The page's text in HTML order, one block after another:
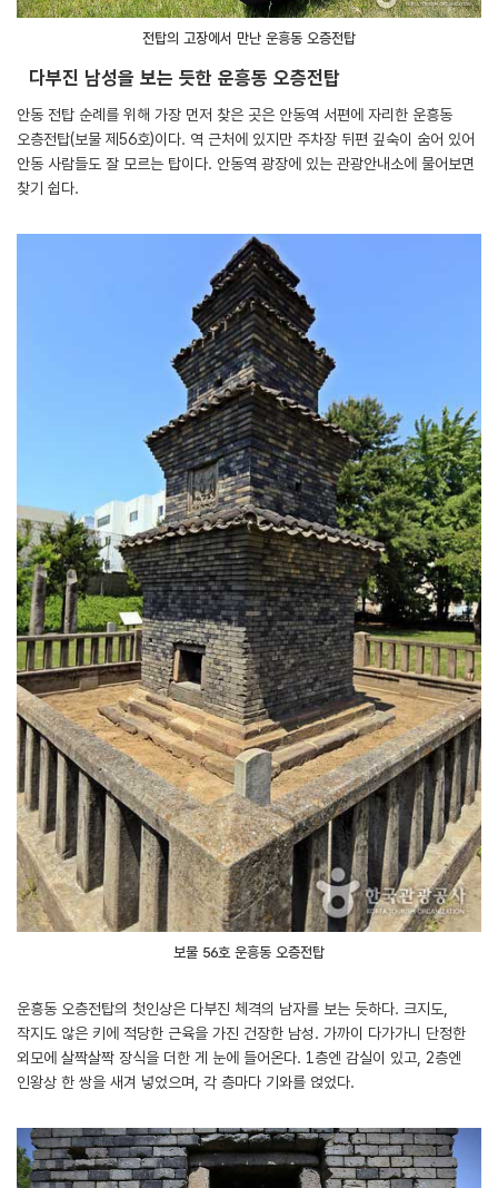
전탑의 고장에서 만난 운흥동 오층전탑
다부진 남성을 보는 듯한 운흥동 오층전탑
안동 전탑 순례를 위해 가장 먼저 찾은 곳은 안동역 서편에 자리한 운흥동
오층전탑(보물 제56호)이다. 역 근처에 있지만 주차장 뒤편 깊숙이 숨어 있어
안동 사람들도 잘 모르는 탑이다. 안동역 광장에 있는 관광안내소에 물어보면
찾기 쉽다.
보물 56호 운흥동 오층전탑
운흥동 오층전탑의 첫인상은 다부진 체격의 남자를 보는 듯하다. 크지도,
작지도 않은 키에 적당한 근육을 가진 건장한 남성. 가까이 다가가니 단정한
외모에 살짝살짝 장식을 더한 게 눈에 들어온다. 1층엔 감실이 있고, 2층엔
인왕상 한 쌍을 새겨 넣었으며, 각 층마다 기와를 얹었다.